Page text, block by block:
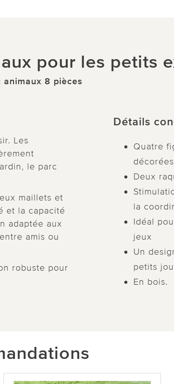
pour les petits
8 pièces
Les
le parc
maillets et
et la capacité
adaptée aux
amis ou
robuste pour
Détails
Quatre
Deux
la
Idéal
jeux
Un
petits
En bois.